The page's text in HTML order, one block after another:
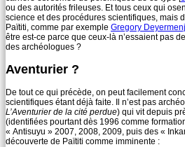
ou des autorités frileuses. Et tous ceux qui
science et des procédures scientifiques, mais
Païtiti, comme par exemple Gregory
être est-ce parce que ceux-là n’essaient pas
des archéologues ?
Aventurier ?
De tout ce qui précède, on peut facilement
scientifiques étant déjà faite. Il n’est pas
L’Aventurier de la cité perdue) qui vit depuis
(identifiées pourtant dès 1996 comme
« Antisuyu » 2007, 2008, 2009, puis des «
découverte de Païtiti comme imminente :